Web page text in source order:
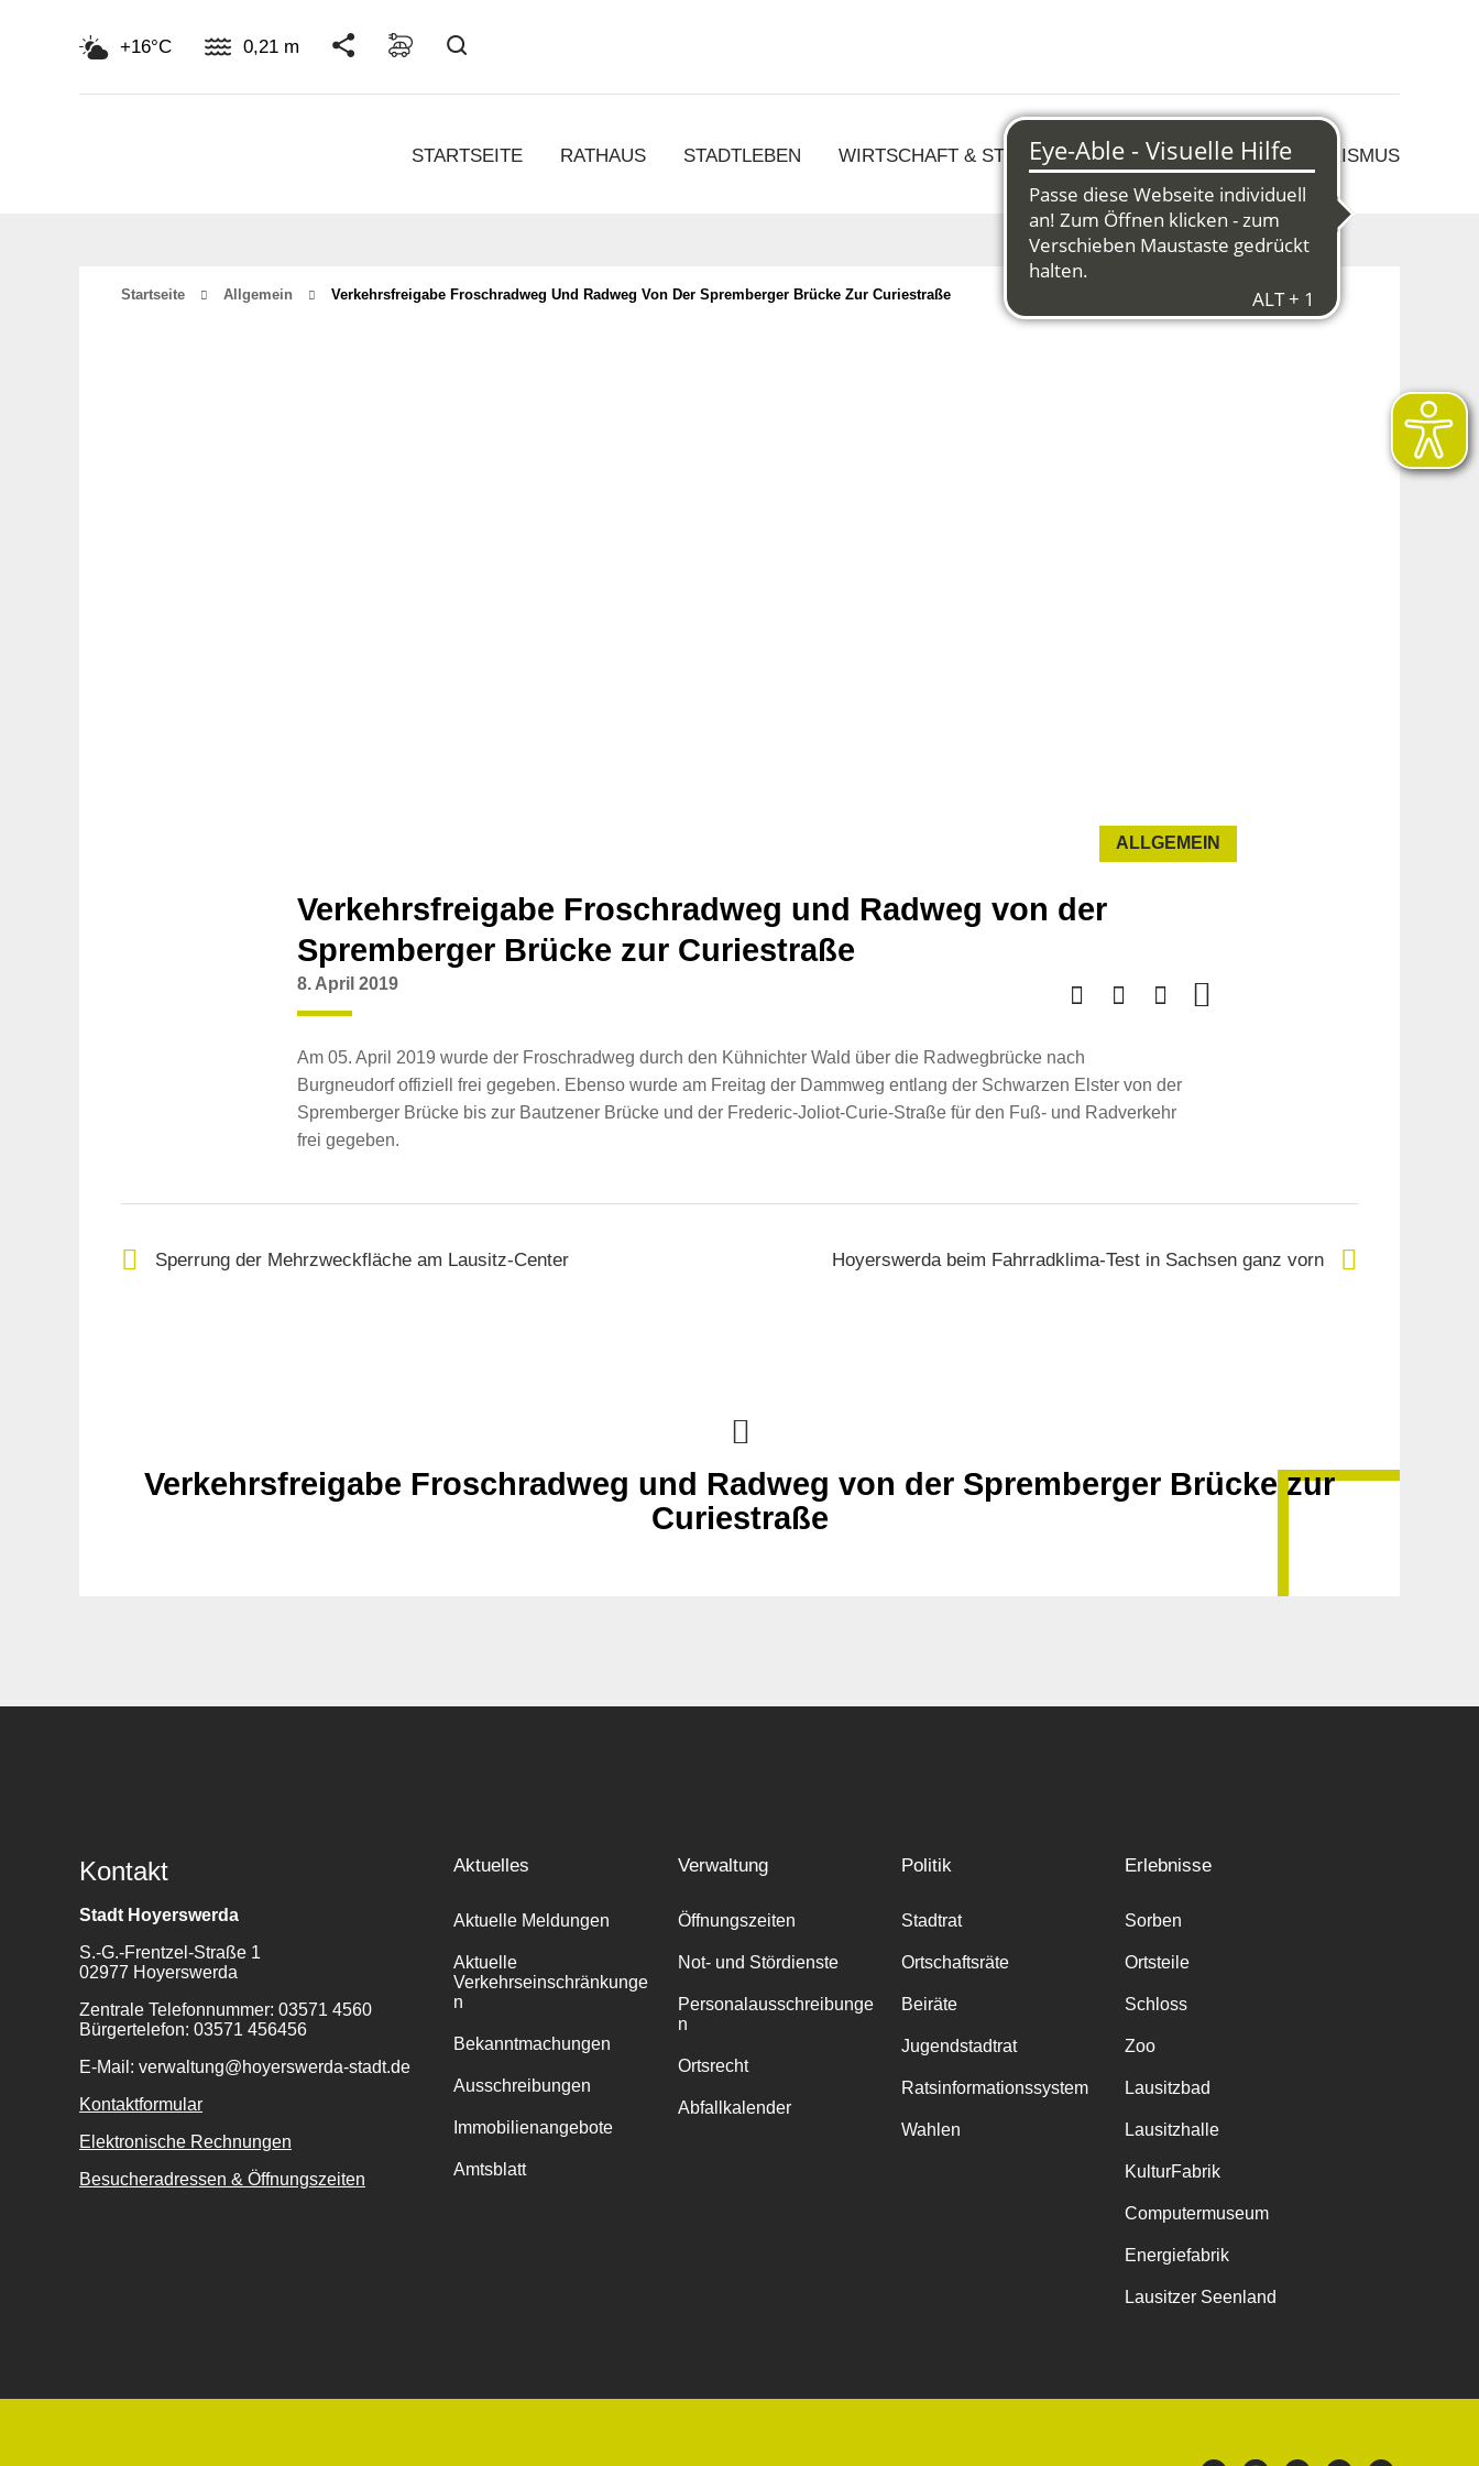
+16°C 0,21 m
STARTSEITE RATHAUS STADTLEBEN WIRTSCHAFT & STRUKTURWANDEL KULTUR & TOURISMUS
Suche
Startseite Allgemein Verkehrsfreigabe Froschradweg Und Radweg Von Der Spremberger Brücke Zur Curiestraße
ALLGEMEIN
Verkehrsfreigabe Froschradweg und Radweg von der
Spremberger Brücke zur Curiestraße
8. April 2019
Am 05. April 2019 wurde der Froschradweg durch den Kühnichter Wald über die Radwegbrücke nach
Burgneudorf offiziell frei gegeben. Ebenso wurde am Freitag der Dammweg entlang der Schwarzen Elster von der
Spremberger Brücke bis zur Bautzener Brücke und der Frederic-Joliot-Curie-Straße für den Fuß- und Radverkehr
frei gegeben.
Sperrung der Mehrzweckfläche am Lausitz-Center Hoyerswerda beim Fahrradklima-Test in Sachsen ganz vorn
Verkehrsfreigabe Froschradweg und Radweg von der Spremberger Brücke zur
Curiestraße
Kontakt
Stadt Hoyerswerda
S.-G.-Frentzel-Straße 1
02977 Hoyerswerda
Zentrale Telefonnummer: 03571 4560
Bürgertelefon: 03571 456456
E-Mail: verwaltung@hoyerswerda-stadt.de
Kontaktformular
Elektronische Rechnungen
Besucheradressen & Öffnungszeiten
Aktuelles
Aktuelle Meldungen
Aktuelle
Verkehrseinschränkunge
n
Bekanntmachungen
Ausschreibungen
Immobilienangebote
Amtsblatt
Verwaltung
Öffnungszeiten
Not- und Stördienste
Personalausschreibunge
n
Ortsrecht
Abfallkalender
Politik
Stadtrat
Ortschaftsräte
Beiräte
Jugendstadtrat
Ratsinformationssystem
Wahlen
Erlebnisse
Sorben
Ortsteile
Schloss
Zoo
Lausitzbad
Lausitzhalle
KulturFabrik
Computermuseum
Energiefabrik
Lausitzer Seenland